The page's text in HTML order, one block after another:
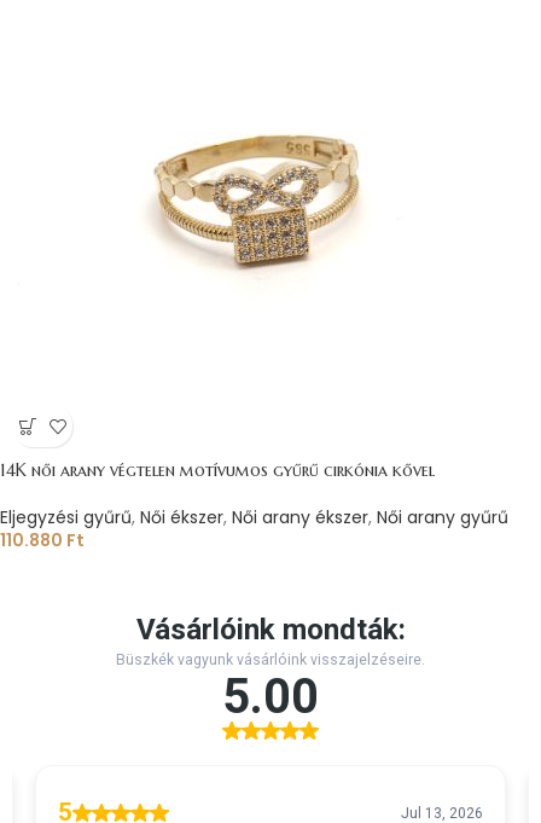
14K női arany végtelen motívumos gyűrű cirkónia kővel
Eljegyzési gyűrű, Női ékszer, Női arany ékszer, Női arany gyűrű
110.880 Ft